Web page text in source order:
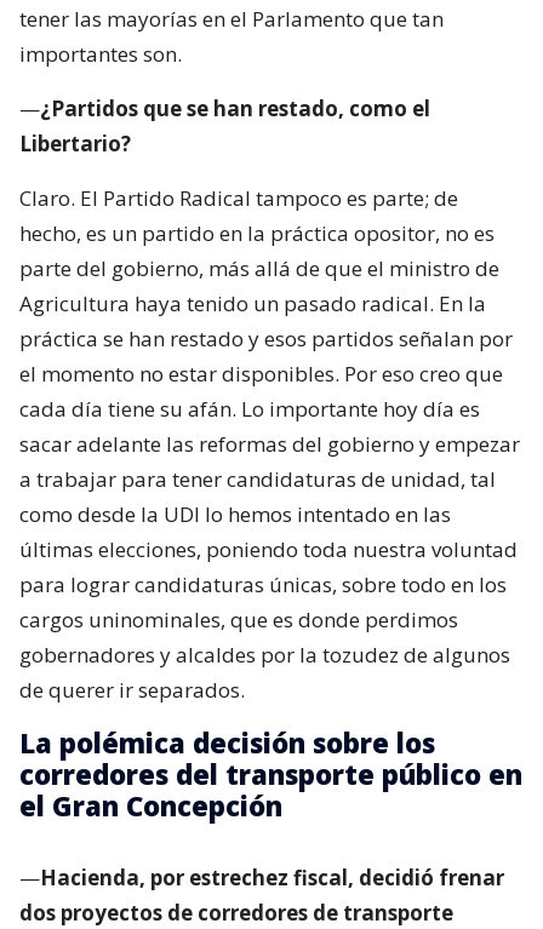
tener las mayorías en el Parlamento que tan
importantes son.
—¿Partidos que se han restado, como el
Libertario?
Claro. El Partido Radical tampoco es parte; de
hecho, es un partido en la práctica opositor, no es
parte del gobierno, más allá de que el ministro de
Agricultura haya tenido un pasado radical. En la
práctica se han restado y esos partidos señalan por
el momento no estar disponibles. Por eso creo que
cada día tiene su afán. Lo importante hoy día es
sacar adelante las reformas del gobierno y empezar
a trabajar para tener candidaturas de unidad, tal
como desde la UDI lo hemos intentado en las
últimas elecciones, poniendo toda nuestra voluntad
para lograr candidaturas únicas, sobre todo en los
cargos uninominales, que es donde perdimos
gobernadores y alcaldes por la tozudez de algunos
de querer ir separados.
La polémica decisión sobre los
corredores del transporte público en
el Gran Concepción
—Hacienda, por estrechez fiscal, decidió frenar
dos proyectos de corredores de transporte